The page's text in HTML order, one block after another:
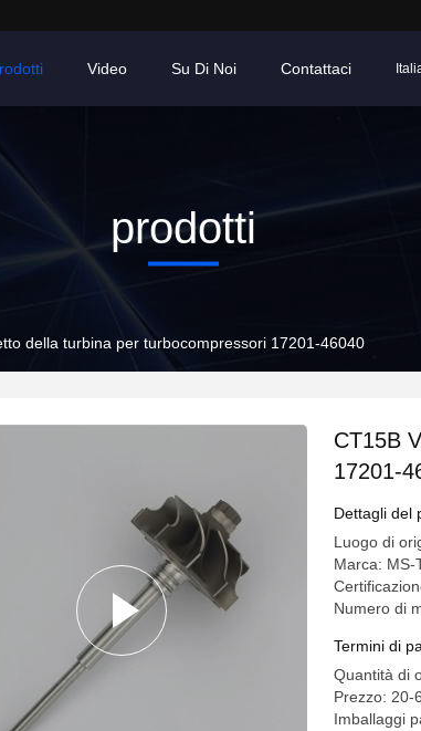
Video Su Di Noi Contattaci
prodotti
della turbina per turbocompressori 17201-46040
CT15B
17201-
Dettagli del
Luogo di
Marca: MS-
Numero di
Termini di
Quantità di
Prezzo: 20-
Imballaggi